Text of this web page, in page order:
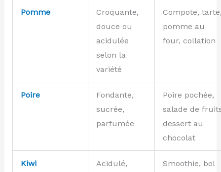
Pomme
Croquante,
douce ou
acidulée
selon la
variété
Compote,
pomme au
four, collation
Poire
Fondante,
sucrée,
parfumée
Poire pochée,
salade de
dessert au
chocolat
Kiwi
Acidulé,
Smoothie, bol